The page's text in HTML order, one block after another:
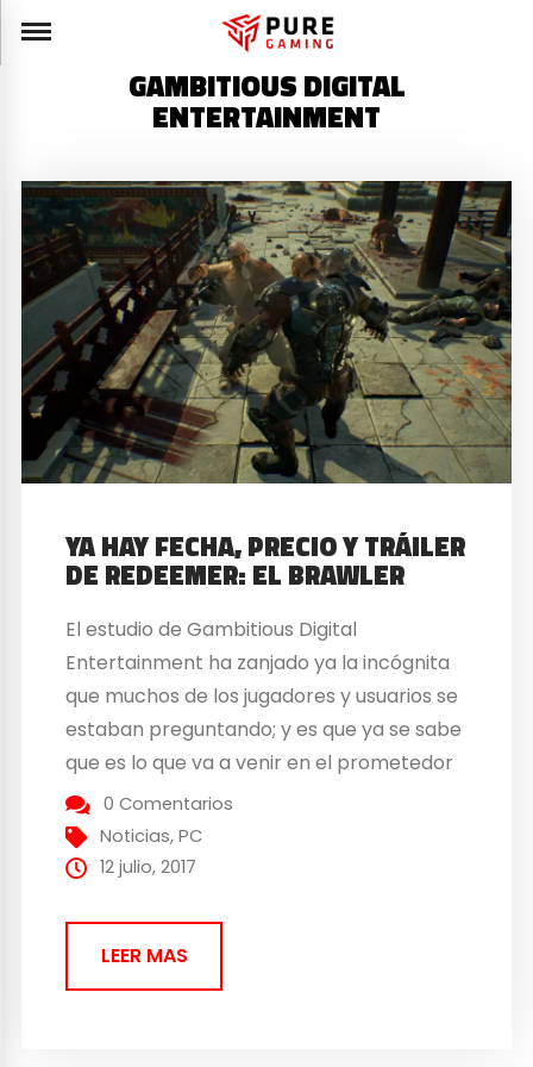
GAMBITIOUS DIGITAL
ENTERTAINMENT
YA HAY FECHA, PRECIO Y TRÁILER
DE REDEEMER: EL BRAWLER
El estudio de Gambitious Digital
Entertainment ha zanjado ya la incógnita
que muchos de los jugadores y usuarios se
estaban preguntando; y es que ya se sabe
que es lo que va a venir en el prometedor
brawler que se esconde detrás del
nombre de Redeemer, un juego de acción
de rango cercano. Resulta que...
0 Comentarios
Noticias,PC
12 julio, 2017
LEER MAS